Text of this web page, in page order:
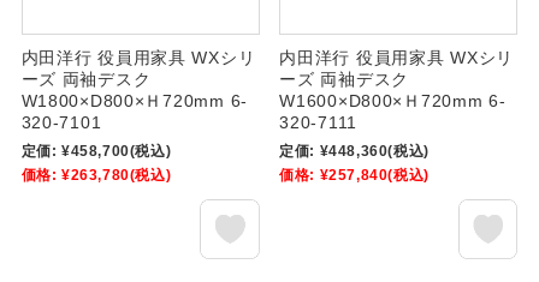
内田洋行 役員用家具 WXシリ
ーズ 両袖デスク
W1800×D800×Ｈ720mm 6-
320-7101
定価: ¥458,700(税込)
価格: ¥263,780(税込)
内田洋行 役員用家具 WXシリ
ーズ 両袖デスク
W1600×D800×Ｈ720mm 6-
320-7111
定価: ¥448,360(税込)
価格: ¥257,840(税込)